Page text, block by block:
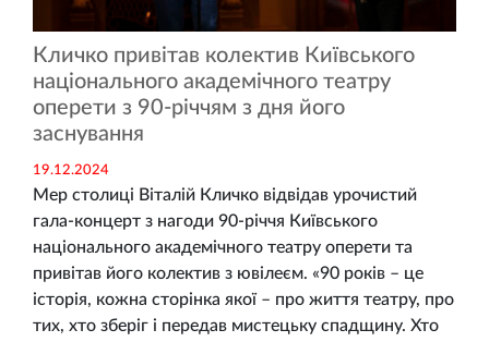
Кличко привітав колектив Київського
національного академічного театру
оперети з 90-річчям з дня його
заснування
19.12.2024
Мер столиці Віталій Кличко відвідав урочистий
гала-концерт з нагоди 90-річчя Київського
національного академічного театру оперети та
привітав його колектив з ювілеєм. «90 років – це
історія, кожна сторінка якої – про життя театру, про
тих, хто зберіг і передав мистецьку спадщину. Хто